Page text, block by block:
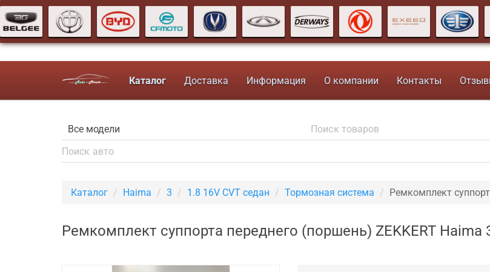
Каталог Доставка Информация О компании Контакты
Каталог Haima 3 1.8 16V CVT седан Тормозная система Ремкомплект
Ремкомплект суппорта переднего (поршень) ZEKKERT Haima